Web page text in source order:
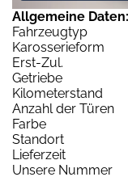
Allgemeine Daten:
Fahrzeugtyp
Karosserieform
Erst-Zul.
Getriebe
Kilometerstand
Anzahl der Türen
Farbe
Standort
Lieferzeit
Unsere Nummer